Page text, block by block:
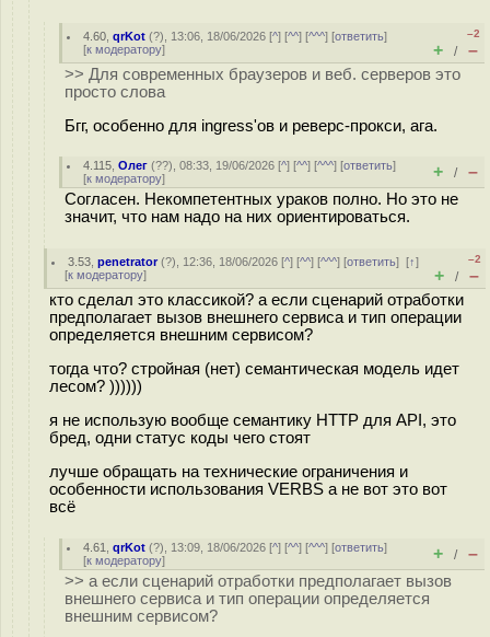
4.60 ,qrKot (?), 13:06, 18/06/2026 [^] [^^] [^^^] [ответить]
[к модератору]
–2
+ / –
>> Для современных браузеров и веб. серверов это
просто слова
Бгг, особенно для ingress'ов и реверс-прокси, ага.
4.115 ,Олег (??), 08:33, 19/06/2026 [^] [^^] [^^^] [ответить]
[к модератору] + / –
Согласен. Некомпетентных ураков полно. Но это не
значит, что нам надо на них ориентироваться.
3.53 ,penetrator(?), 12:36, 18/06/2026 [^] [^^] [^^^] [ответить][↑]
[к модератору]
–2
+ / –
кто сделал это классикой? а если сценарий отработки
предполагает вызов внешнего сервиса и тип операции
определяется внешним сервисом?
тогда что? стройная (нет) семантическая модель идет
лесом? ))))))
я не использую вообще семантику HTTP для API, это
бред, одни статус коды чего стоят
лучше обращать на технические ограничения и
особенности использования VERBS а не вот это вот
всё
4.61 ,qrKot (?), 13:09, 18/06/2026 [^] [^^] [^^^] [ответить]
[к модератору] + / –
>> а если сценарий отработки предполагает вызов
внешнего сервиса и тип операции определяется
внешним сервисом?